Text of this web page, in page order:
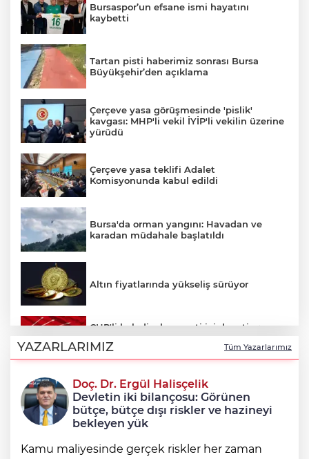
Bursaspor’un efsane ismi hayatını
kaybetti
Tartan pisti haberimiz sonrası Bursa
Büyükşehir’den açıklama
Çerçeve yasa görüşmesinde 'pislik'
kavgası: MHP'li vekil İYİP'li vekilin üzerine
yürüdü
Çerçeve yasa teklifi Adalet
Komisyonunda kabul edildi
Bursa'da orman yangını: Havadan ve
karadan müdahale başlatıldı
Altın fiyatlarında yükseliş sürüyor
CHP'li belediyelere parti içi denetim:
Hakkında soruşturma olmayanlar da
incelenecek
Erkan Aydın Osmangazi’nin nabzını
sahada tuttu
YAZARLARIMIZ Tüm Yazarlarımız
Doç. Dr. Ergül Halisçelik
Devletin iki bilançosu: Görünen
bütçe, bütçe dışı riskler ve hazineyi
bekleyen yük
Kamu maliyesinde gerçek riskler her zaman